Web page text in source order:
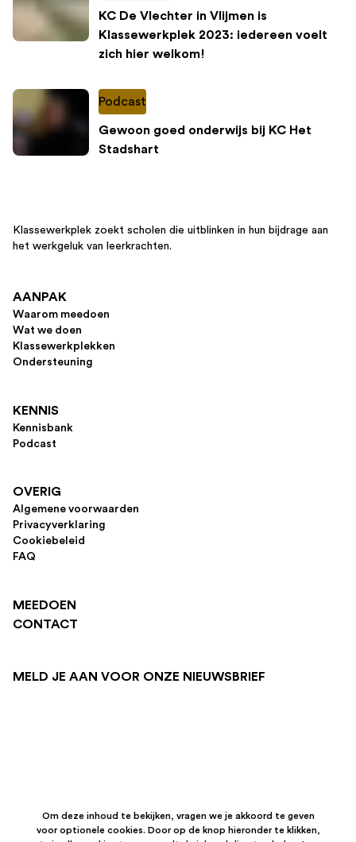
KC De Vlechter in Vlijmen is
Klassewerkplek 2023: iedereen voelt
zich hier welkom!
Podcast
Gewoon goed onderwijs bij KC Het
Stadshart
Klassewerkplek zoekt scholen die uitblinken in hun bijdrage aan
het werkgeluk van leerkrachten.
AANPAK
Waarom meedoen
Wat we doen
Klassewerkplekken
Ondersteuning
KENNIS
Kennisbank
Podcast
OVERIG
Algemene voorwaarden
Privacyverklaring
Cookiebeleid
FAQ
MEEDOEN
CONTACT
MELD JE AAN VOOR ONZE NIEUWSBRIEF
Om deze inhoud te bekijken, vragen we je akkoord te geven
voor optionele cookies. Door op de knop hieronder te klikken,